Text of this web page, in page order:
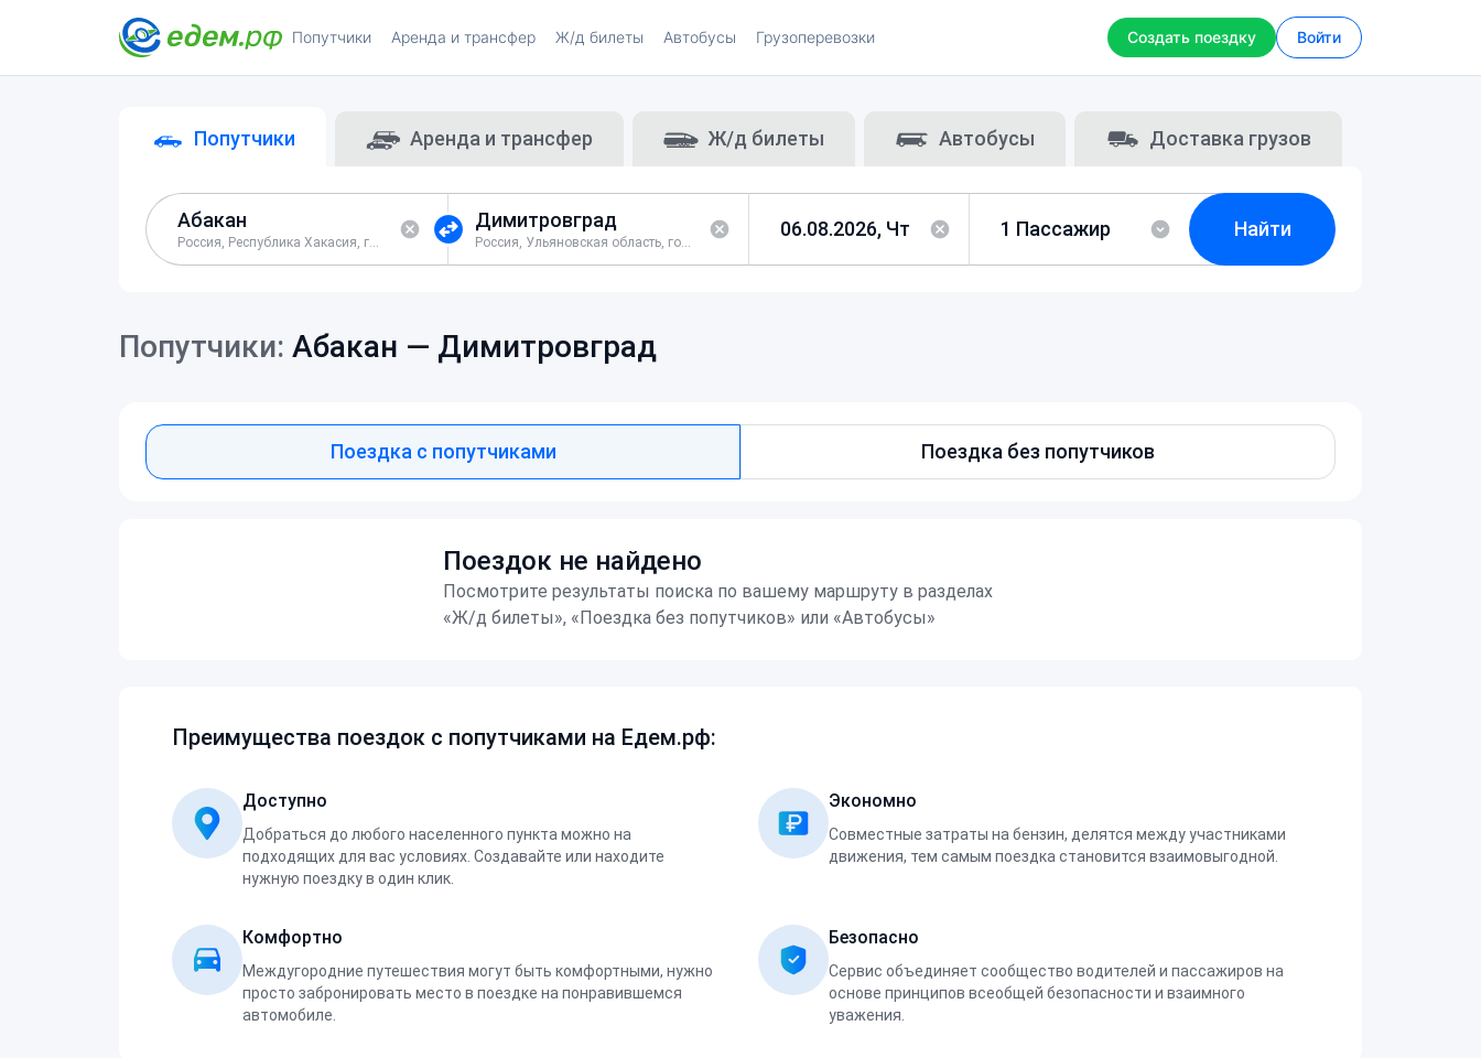
Попутчики Аренда и трансфер Ж/д билеты Автобусы Грузоперевозки Создать поездку Войти
Попутчики Аренда и трансфер Ж/д билеты Автобусы Доставка грузов
Россия, Республика Хакасия, город Абакан Россия, Ульяновская область, город Димитровград
Найти
Попутчики: Абакан — Димитровград
Поездка с попутчиками Поездка без попутчиков
Поездок не найдено
Посмотрите результаты поиска по вашему маршруту в разделах
«Ж/д билеты», «Поездка без попутчиков» или «Автобусы»
Преимущества поездок с попутчиками на Едем.рф:
Доступно
Добраться до любого населенного пункта можно на
подходящих для вас условиях. Создавайте или находите
нужную поездку в один клик.
Экономно
Совместные затраты на бензин, делятся между участниками
движения, тем самым поездка становится взаимовыгодной.
Комфортно
Междугородние путешествия могут быть комфортными, нужно
просто забронировать место в поездке на понравившемся
автомобиле.
Безопасно
Сервис объединяет сообщество водителей и пассажиров на
основе принципов всеобщей безопасности и взаимного
уважения.